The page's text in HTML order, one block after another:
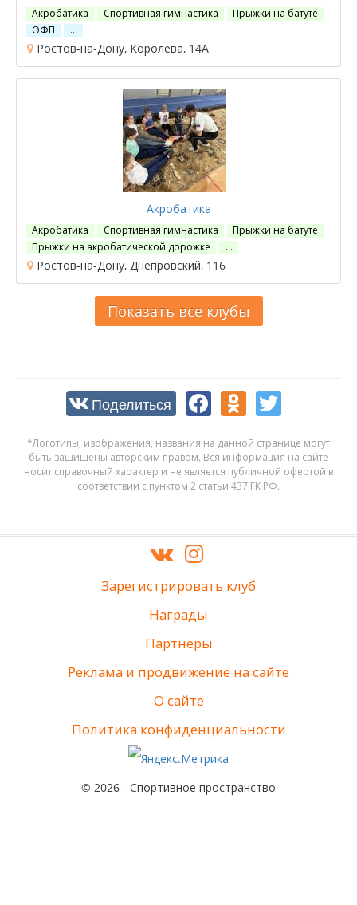
Акробатика Спортивная гимнастика
Прыжки на батуте
ОФП
…
Ростов-на-Дону, Королева, 14А
Акробатика
Акробатика Спортивная гимнастика
Прыжки на батуте
Прыжки на акробатической дорожке
…
Ростов-на-Дону, Днепровский, 116
Показать все клубы
Поделиться
*Логотипы, изображения, названия на данной странице могут
быть защищены авторским правом. Вся информация на сайте
носит справочный характер и не является публичной офертой в
соответствии с пунктом 2 статьи 437 ГК РФ.
Зарегистрировать клуб
Награды
Партнеры
Реклама и продвижение на сайте
О сайте
Политика конфиденциальности
© 2026 - Спортивное пространство